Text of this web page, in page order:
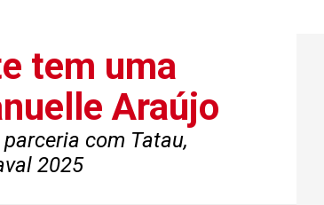
tem uma
Araújo
com Tatau,
2025